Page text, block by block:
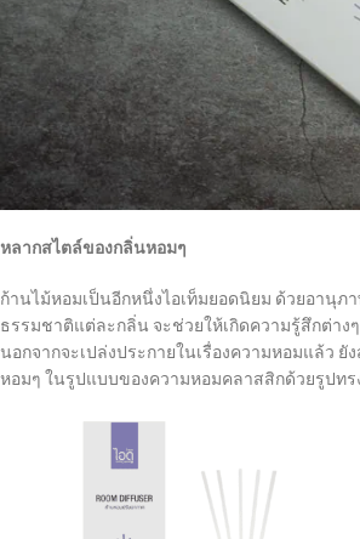
หลากสไตล์ของกลิ่นหอมๆ
ก้านไม้หอมเป็นอีกหนึ่งไอเท็มยอดนิยม ด้วยอานุ
ธรรมชาติแต่ละกลิ่น จะช่วยให้เกิดความรู้สึกต่า
นอกจากจะเปล่งประกายในเรื่องความหอมแล้ว
หอมๆ ในรูปแบบของความหอมคลาสสิกด้วยรูปท